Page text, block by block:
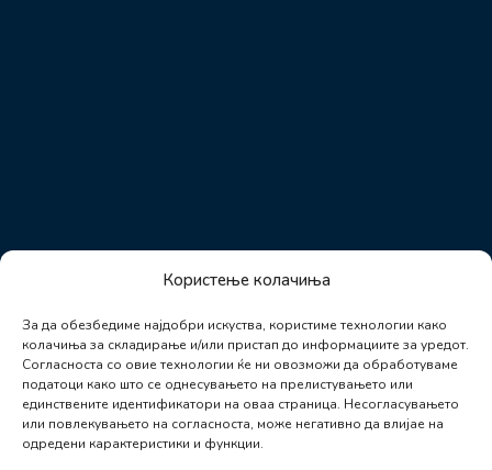
Користење колачиња
За да обезбедиме најдобри искуства, користиме технологии како
колачиња за складирање и/или пристап до информациите за уредот.
Согласноста со овие технологии ќе ни овозможи да обработуваме
податоци како што се однесувањето на прелистувањето или
единствените идентификатори на оваа страница. Несогласувањето
или повлекувањето на согласноста, може негативно да влијае на
одредени карактеристики и функции.